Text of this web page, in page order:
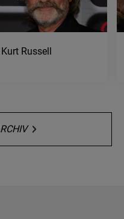
Kurt Russell